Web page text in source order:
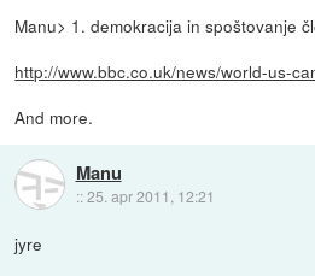
Manu> 1. demokracija in spoštovanje
http://www.bbc.co.uk/news/world-us-
And more.
Manu
::25. apr 2011, 12:21
jyre